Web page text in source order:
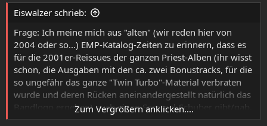
Eiswalzer schrieb:
Frage: Ich meine mich aus "alten" (wir reden hier von
2004 oder so...) EMP-Katalog-Zeiten zu erinnern, dass es
für die 2001er-Reissues der ganzen Priest-Alben (ihr wisst
schon, die Ausgaben mit den ca. zwei Bonustracks, für die
so ungefähr das ganze "Twin Turbo"-Material verbraten
wurde und deren Rücken aneinandergestellt natürlich das
Bandlogo ergeben) auch einen Sammel-Schuber gibt/gab.
Und um den irgendwie schmackhaft zu machen, konnte
Zum Vergrößern anklicken....